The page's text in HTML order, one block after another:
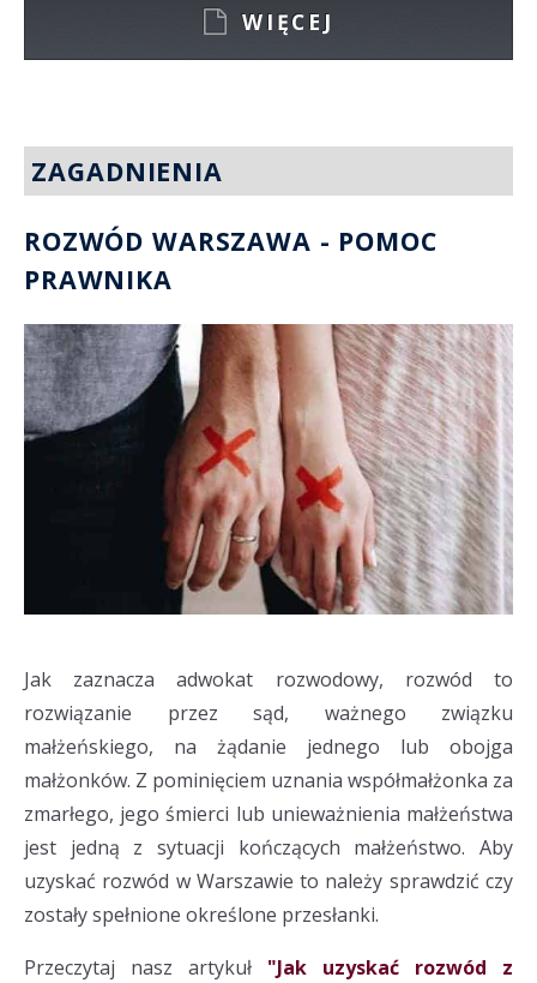
WIĘCEJ
ZAGADNIENIA
ROZWÓD WARSZAWA - POMOC
PRAWNIKA
Jak zaznacza adwokat rozwodowy, rozwód to
rozwiązanie przez sąd, ważnego związku
małżeńskiego, na żądanie jednego lub obojga
małżonków. Z pominięciem uznania współmałżonka za
zmarłego, jego śmierci lub unieważnienia małżeństwa
jest jedną z sytuacji kończących małżeństwo. Aby
uzyskać rozwód w Warszawie to należy sprawdzić czy
zostały spełnione określone przesłanki.
Przeczytaj nasz artykuł "Jak uzyskać rozwód z